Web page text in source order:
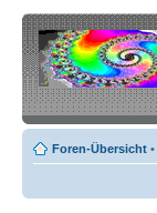
Foren-Übersicht •